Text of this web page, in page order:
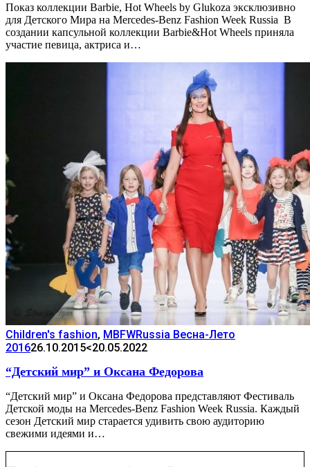
Показ коллекции Barbie, Hot Wheels by Glukoza эксклюзивно
для Детского Мира на Mercedes-Benz Fashion Week Russia В
создании капсульной коллекции Barbie&Hot Wheels приняла
участие певица, актриса и…
Children's fashion, MBFWRussia Весна-Лето
201626.10.2015<20.05.2022
“Детский мир” и Оксана Федорова
“Детский мир” и Оксана Федорова представляют Фестиваль
Детской моды на Mercedes-Benz Fashion Week Russia. Каждый
сезон Детский мир старается удивить свою аудиторию
свежими идеями и…